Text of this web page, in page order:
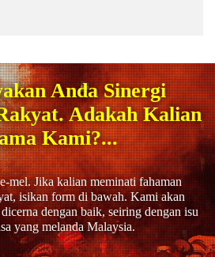
Anda Sinergi
Adakah Kalian
Kami?...
mel. Jika kalian meminati fahaman
isikan form di bawah. Kami akan
dengan baik, seiring dengan isu
yang melanda Malaysia.